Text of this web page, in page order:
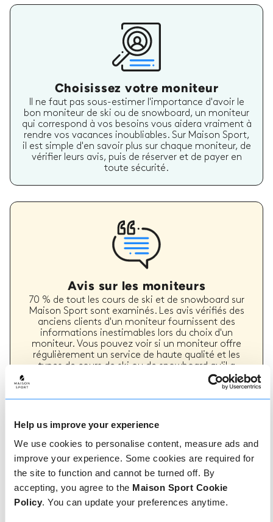
Help us improve your experience
We use cookies to personalise content, measure ads and
improve your experience. Some cookies are required for
the site to function and cannot be turned off. By
accepting, you agree to the Maison Sport Cookie
Policy. You can update your preferences anytime.
Choisissez votre moniteur
Il ne faut pas sous-estimer l'importance d'avoir le
bon moniteur de ski ou de snowboard, un moniteur
qui correspond à vos besoins vous aidera vraiment à
rendre vos vacances inoubliables. Sur Maison Sport,
il est simple d'en savoir plus sur chaque moniteur, de
vérifier leurs avis, puis de réserver et de payer en
toute sécurité.
Avis sur les moniteurs
70 % de tout les cours de ski et de snowboard sur
Maison Sport sont examinés. Les avis vérifiés des
anciens clients d'un moniteur fournissent des
informations inestimables lors du choix d'un
moniteur. Vous pouvez voir si un moniteur offre
régulièrement un service de haute qualité et les
types de cours de ski ou de snowboard qu'il a
Comment réserver
Réserver avec nous ne pourrait pas être plus
simple, notre équipe amicale et experte est
toujours prête à vous aider - réservez
si vous avez besoin d'aide.